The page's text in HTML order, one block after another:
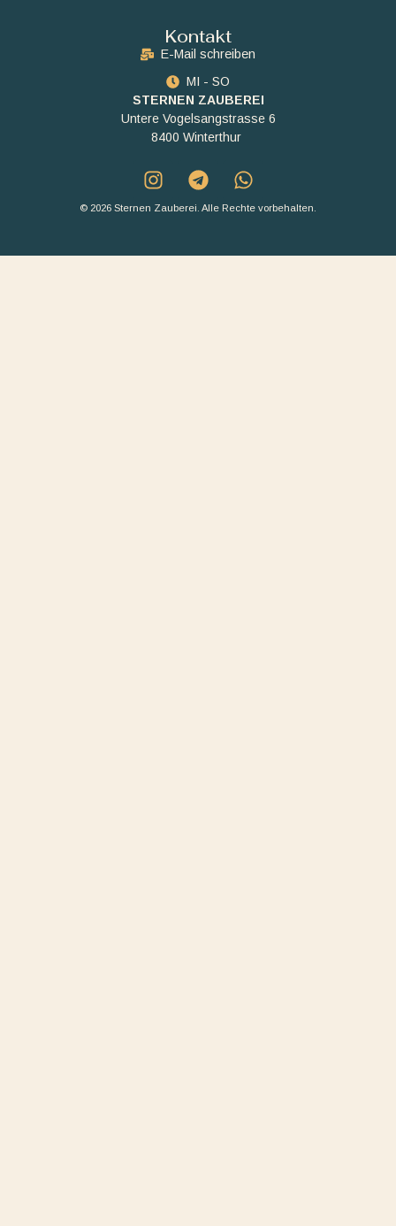
Kontakt
E-Mail schreiben
MI - SO
STERNEN ZAUBEREI
Untere Vogelsangstrasse 6
8400 Winterthur
© 2026 Sternen Zauberei. Alle Rechte vorbehalten.